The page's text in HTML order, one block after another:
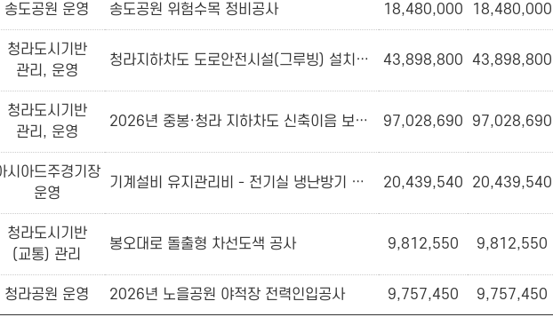
송도공원 운영 송도공원 위험수목 정비공사 18,480,000 18,480,000
청라도시기반
관리, 운영
청라지하차도 도로안전시설(그루빙) 설치공사 43,898,800 43,898,800
청라도시기반
관리, 운영
2026년 중봉·청라 지하차도 신축이음 보수 공사 97,028,690 97,028,690
시아드주경기장
운영
기계설비 유지관리비 - 전기실 냉난방기 냉매배관 설치공사 20,439,540 20,439,540
청라도시기반
(교통) 관리
봉오대로 돌출형 차선도색 공사 9,812,550 9,812,550
청라공원 운영 2026년 노을공원 야적장 전력인입공사 9,757,450 9,757,450